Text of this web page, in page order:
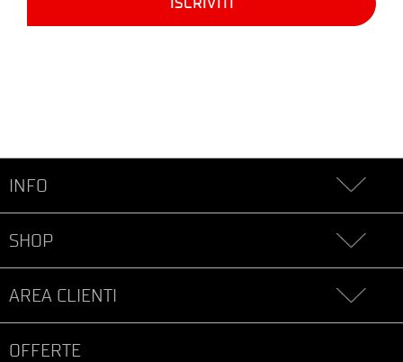
INFO
SHOP
AREA CLIENTI
OFFERTE